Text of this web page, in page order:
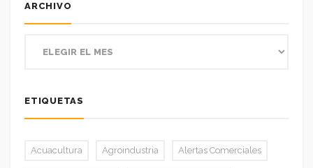
ARCHIVO
ETIQUETAS
Acuacultura Agroindustria Alertas Comerciales